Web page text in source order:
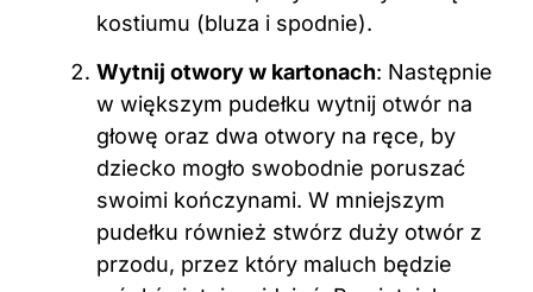
kostiumu (bluza i spodnie).
Wytnij otwory w kartonach: Następnie
w większym pudełku wytnij otwór na
głowę oraz dwa otwory na ręce, by
dziecko mogło swobodnie poruszać
swoimi kończynami. W mniejszym
pudełku również stwórz duży otwór z
przodu, przez który maluch będzie